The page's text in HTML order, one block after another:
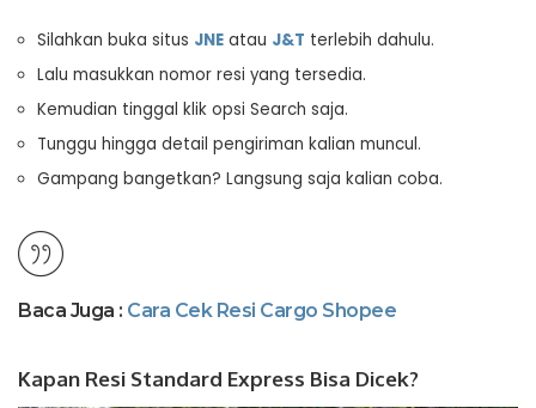
Silahkan buka situs JNE atau J&T terlebih dahulu.
Lalu masukkan nomor resi yang tersedia.
Kemudian tinggal klik opsi Search saja.
Tunggu hingga detail pengiriman kalian muncul.
Gampang bangetkan? Langsung saja kalian coba.
Baca Juga : Cara Cek Resi Cargo Shopee
Kapan Resi Standard Express Bisa Dicek?